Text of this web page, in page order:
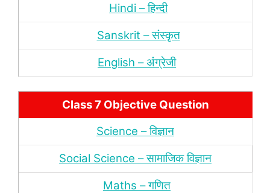
Hindi – हिन्‍दी
Sanskrit – संस्‍कृत
English – अंंग्रेजी
Class 7 Objective Question
Science – विज्ञान
Social Science – सामाजिक विज्ञान
Maths – गणित